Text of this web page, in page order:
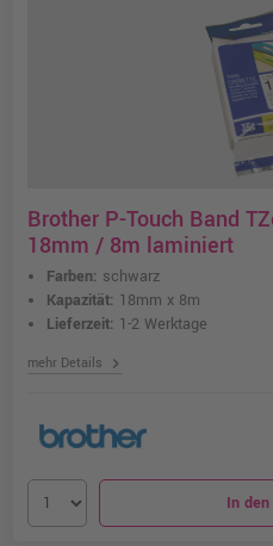
Brother P-Touch Band
18mm / 8m laminiert
Farben: schwarz
Kapazität: 18mm x 8m
Lieferzeit: 1-2 Werktage
mehr Details chevron_right
In